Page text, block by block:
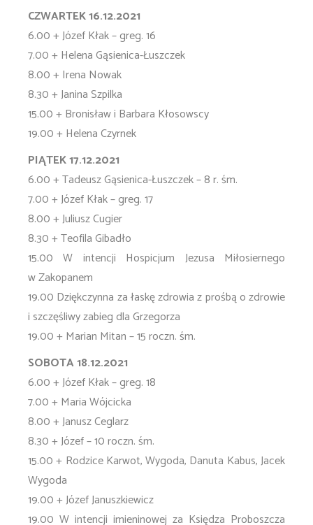
CZWARTEK 16.12.2021
6.00 + Józef Kłak – greg. 16
7.00 + Helena Gąsienica-Łuszczek
8.00 + Irena Nowak
8.30 + Janina Szpilka
15.00 + Bronisław i Barbara Kłosowscy
19.00 + Helena Czyrnek
PIĄTEK 17.12.2021
6.00 + Tadeusz Gąsienica-Łuszczek – 8 r. śm.
7.00 + Józef Kłak – greg. 17
8.00 + Juliusz Cugier
8.30 + Teofila Gibadło
15.00 W intencji Hospicjum Jezusa Miłosiernego
w Zakopanem
19.00 Dziękczynna za łaskę zdrowia z prośbą o zdrowie
i szczęśliwy zabieg dla Grzegorza
19.00 + Marian Mitan – 15 roczn. śm.
SOBOTA 18.12.2021
6.00 + Józef Kłak – greg. 18
7.00 + Maria Wójcicka
8.00 + Janusz Ceglarz
8.30 + Józef – 10 roczn. śm.
15.00 + Rodzice Karwot, Wygoda, Danuta Kabus, Jacek
Wygoda
19.00 + Józef Januszkiewicz
19.00 W intencji imieninowej za Księdza Proboszcza